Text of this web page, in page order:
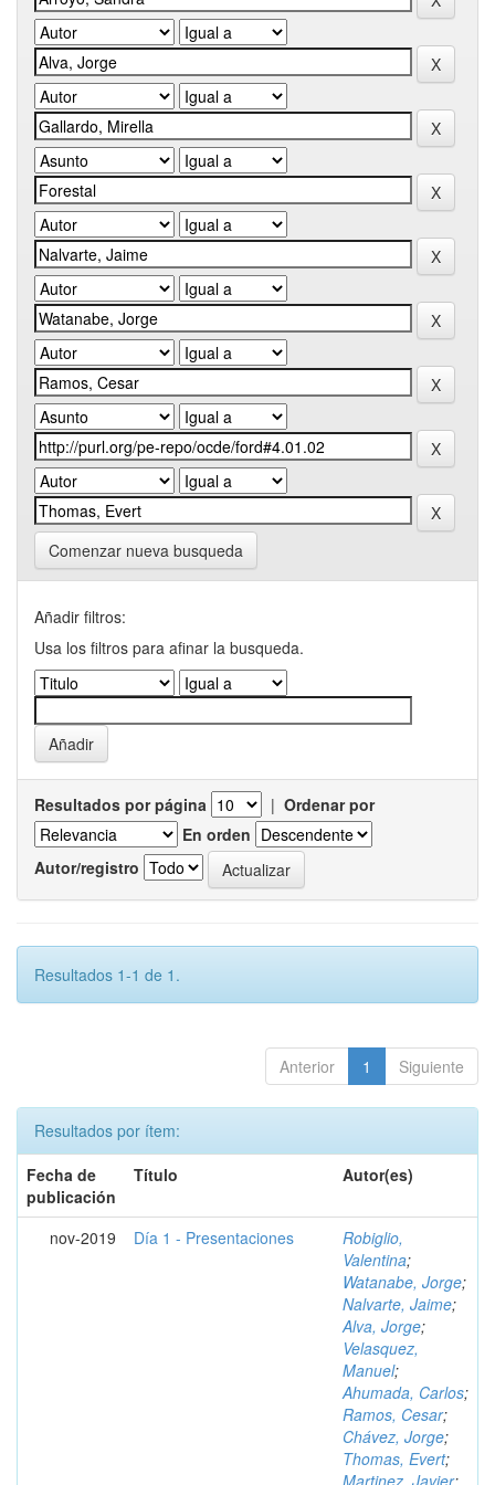
Comenzar nueva busqueda
Añadir filtros:
Usa los filtros para afinar la busqueda.
Resultados por página | Ordenar por
En orden
Autor/registro
Resultados 1-1 de 1.
Anterior 1 Siguiente
Resultados por ítem:
Fecha de
publicación
Título Autor(es)
nov-2019 Día 1 - Presentaciones
Robiglio,
Valentina;
Watanabe, Jorge;
Nalvarte, Jaime;
Alva, Jorge;
Velasquez,
Manuel;
Ahumada, Carlos;
Ramos, Cesar;
Chávez, Jorge;
Thomas, Evert;
Martinez, Javier;